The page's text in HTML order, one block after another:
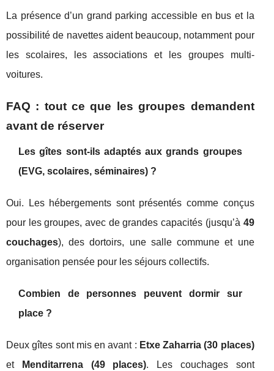
La présence d’un grand parking accessible en bus et la
possibilité de navettes aident beaucoup, notamment pour
les scolaires, les associations et les groupes multi-
voitures.
FAQ : tout ce que les groupes demandent
avant de réserver
Les gîtes sont-ils adaptés aux grands groupes
(EVG, scolaires, séminaires) ?
Oui. Les hébergements sont présentés comme conçus
pour les groupes, avec de grandes capacités (jusqu’à 49
couchages), des dortoirs, une salle commune et une
organisation pensée pour les séjours collectifs.
Combien de personnes peuvent dormir sur
place ?
Deux gîtes sont mis en avant : Etxe Zaharria (30 places)
et
Menditarrena (49 places). Les couchages sont